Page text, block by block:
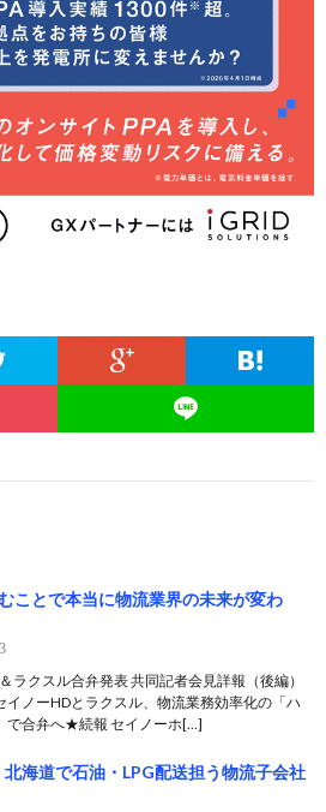
むことで本当に物流業界の未来が変わ
ラクスル合弁発表 共同記者会見詳報（後編）
イノーHDとラクスル、物流業務効率化の「ハ
で合弁へ★続報 セイノーホ[…]
北海道で石油・LPG配送担う物流子会社